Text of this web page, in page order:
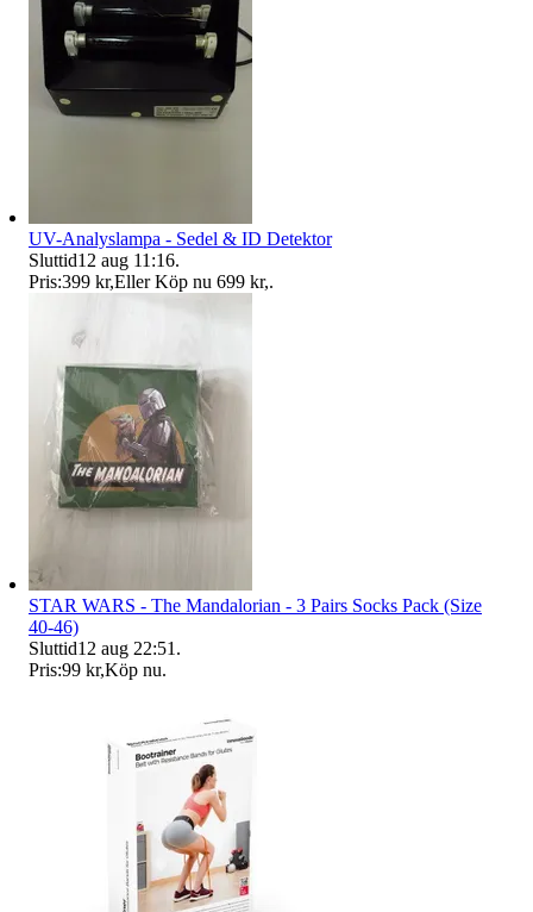
UV-Analyslampa - Sedel & ID Detektor
Sluttid12 aug 11:16.
Pris:399 kr,Eller Köp nu 699 kr,.
STAR WARS - The Mandalorian - 3 Pairs Socks Pack (Size
40-46)
Sluttid12 aug 22:51 .
Pris:99 kr,Köp nu.